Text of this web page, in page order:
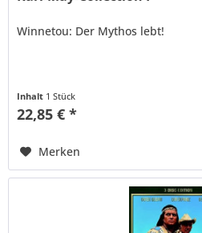
Winnetou: Der Mythos lebt!
Inhalt 1 Stück
22,85 € *
Merken